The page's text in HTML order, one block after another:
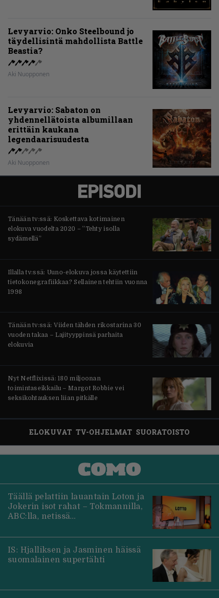
Levyarvio: Onko Steelbound jo
täydellisintä mahdollista Battle
Beastia?
Aki Nuopponen
Levyarvio: Sabaton on
yhdennellätoista albumillaan
erittäin kaukana
legendaarisuudesta
Aki Nuopponen
Tänään tv:ssä: Koskettava kotimainen
elokuva vuodelta 2020 – ”Tehty isolla
sydämellä”
Illalla tv:ssä: Uuno-elokuva jossa käytettiin
tietokonegrafiikkaa? Sellainen tehtiin vuonna
1998
Tänään tv:ssä: Viiden tähden rikostarina 30
vuoden takaa – Lajityyppinsä parhaita
elokuvia
Nyt Netflixissä: 180 miljoonan
toimintaseikkailu – Margot Robbie vei
seksikohtauksen liian pitkälle
ELOKUVAT TV-OHJELMAT SUORATOISTO
Täällä pelattiin lauantain Loton ja
Jokerin isot rahat – Tokmannilla,
ABC:lla, netissä…
IS: Hjalliksen ja Jasminen häissä
suomalainen supertähti